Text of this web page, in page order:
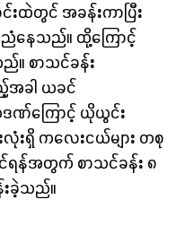
းထဲတွင် အခန်းကာပြီး
နေသည်။ ထို့ကြောင့်
။ စာသင်ခန်း
အခါ ယခင်
ဒဏ်ကြောင့် ယိုယွင်း
းရှိ ကလေးငယ်များ တစု
င်ရန်အတွက် စာသင်ခန်း ၈
းခဲ့သည်။